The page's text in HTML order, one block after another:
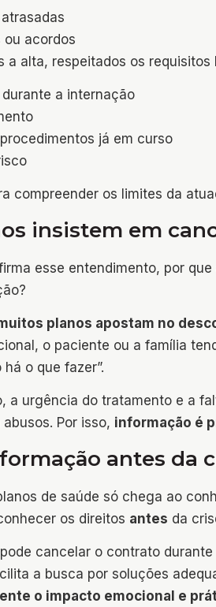
acordos
a alta, respeitados os requisitos
a internação
já em curso
compreender os limites da
insistem em
esse entendimento, por
planos apostam no
o paciente ou a família
o que fazer”.
a urgência do tratamento e a
Por isso, informação é
antes da
de saúde só chega ao
os direitos antes da
cancelar o contrato
a busca por soluções
o impacto emocional e